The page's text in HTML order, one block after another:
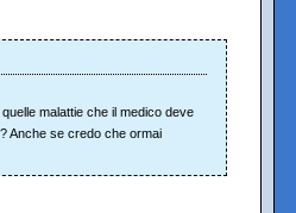
malattie che il medico deve
Anche se credo che ormai